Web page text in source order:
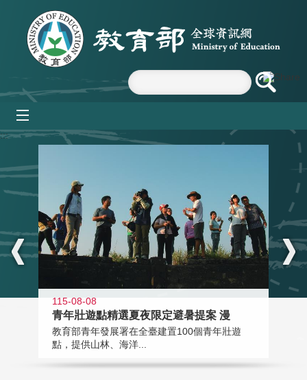
跳到主要內容區塊
:::
115-08-08
青年壯遊點精選夏夜限定避暑提案 漫
教育部青年發展署在全臺建置100個青年壯遊
點，提供山林、海洋...